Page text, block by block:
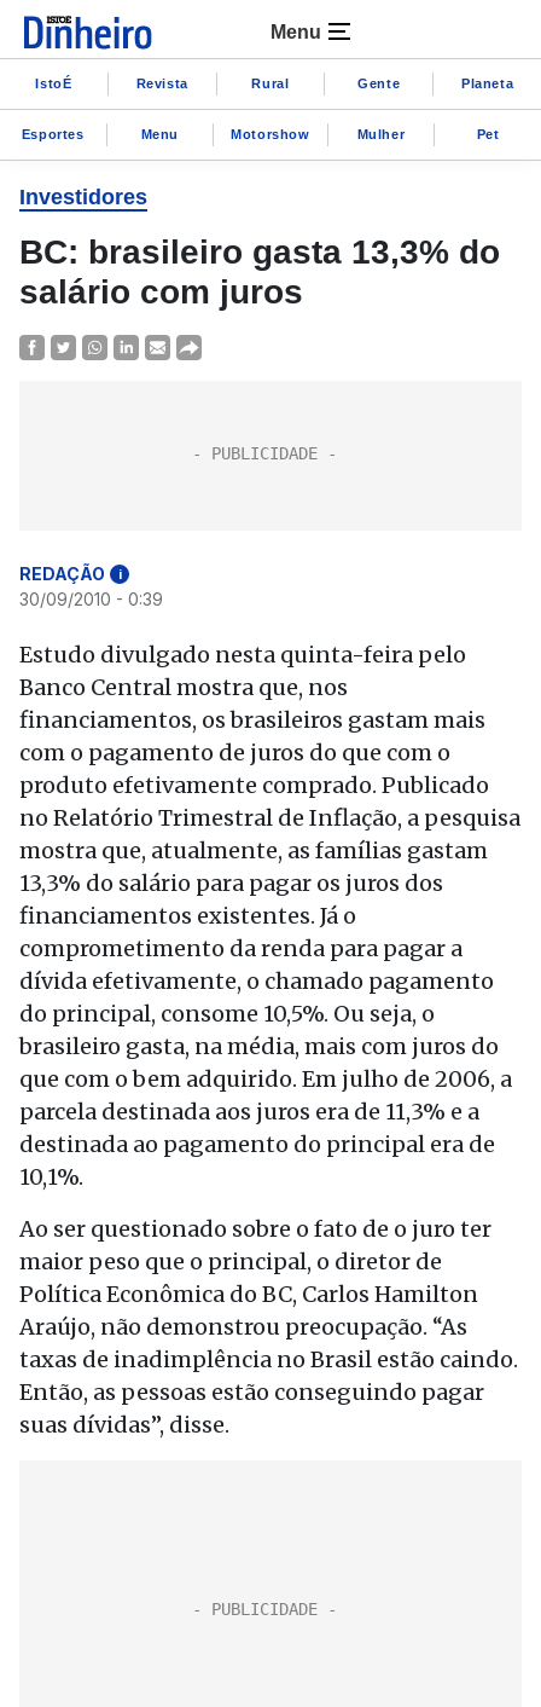
Menu
IstoÉ Revista Rural Gente Planeta
Esportes Menu Motorshow Mulher Pet
Investidores
BC: brasileiro gasta 13,3% do
salário com juros
REDAÇÃO i
30/09/2010 - 0:39
Estudo divulgado nesta quinta-feira pelo
Banco Central mostra que, nos
financiamentos, os brasileiros gastam mais
com o pagamento de juros do que com o
produto efetivamente comprado. Publicado
no Relatório Trimestral de Inflação, a pesquisa
mostra que, atualmente, as famílias gastam
13,3% do salário para pagar os juros dos
financiamentos existentes. Já o
comprometimento da renda para pagar a
dívida efetivamente, o chamado pagamento
do principal, consome 10,5%. Ou seja, o
brasileiro gasta, na média, mais com juros do
que com o bem adquirido. Em julho de 2006, a
parcela destinada aos juros era de 11,3% e a
destinada ao pagamento do principal era de
10,1%.
Ao ser questionado sobre o fato de o juro ter
maior peso que o principal, o diretor de
Política Econômica do BC, Carlos Hamilton
Araújo, não demonstrou preocupação. “As
taxas de inadimplência no Brasil estão caindo.
Então, as pessoas estão conseguindo pagar
suas dívidas”, disse.